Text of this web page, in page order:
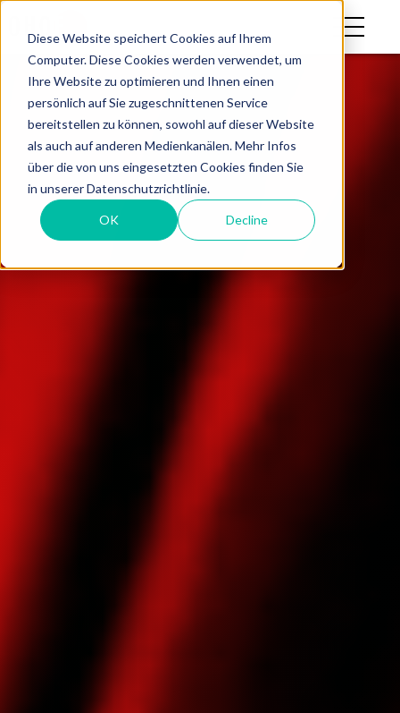
Diese Website speichert Cookies auf Ihrem
Computer. Diese Cookies werden verwendet, um
Ihre Website zu optimieren und Ihnen einen
persönlich auf Sie zugeschnittenen Service
bereitstellen zu können, sowohl auf dieser Website
als auch auf anderen Medienkanälen. Mehr Infos
über die von uns eingesetzten Cookies finden Sie
in unserer Datenschutzrichtlinie.
OK Decline